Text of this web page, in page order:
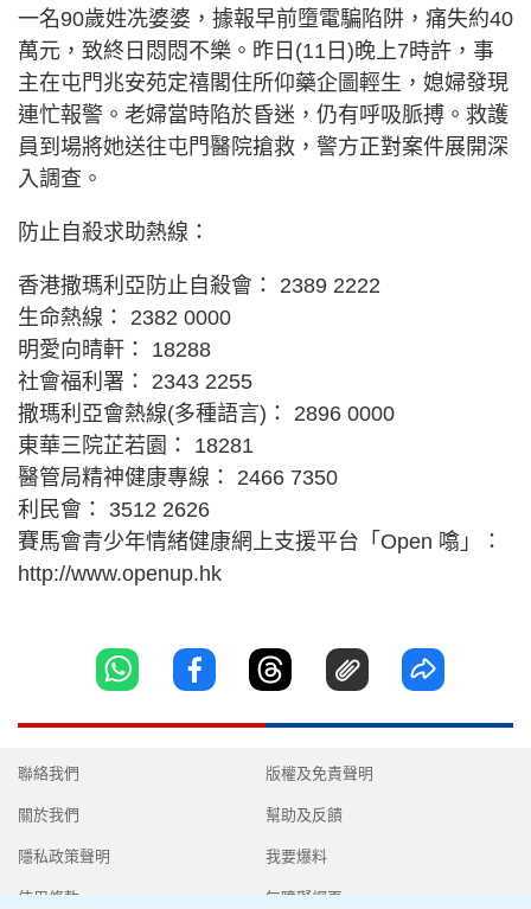
一名90歲姓冼婆婆，據報早前墮電騙陷阱，痛失約40
萬元，致終日悶悶不樂。昨日(11日)晚上7時許，事
主在屯門兆安苑定禧閣住所仰藥企圖輕生，媳婦發現
連忙報警。老婦當時陷於昏迷，仍有呼吸脈搏。救護
員到場將她送往屯門醫院搶救，警方正對案件展開深
入調查。
防止自殺求助熱線：
香港撒瑪利亞防止自殺會： 2389 2222
生命熱線： 2382 0000
明愛向晴軒： 18288
社會福利署： 2343 2255
撒瑪利亞會熱線(多種語言)： 2896 0000
東華三院芷若園： 18281
醫管局精神健康專線： 2466 7350
利民會： 3512 2626
賽馬會青少年情緒健康網上支援平台「Open 噏」：
http://www.openup.hk
聯絡我們
關於我們
隱私政策聲明
使用條款
版權及免責聲明
幫助及反饋
我要爆料
無障礙網頁